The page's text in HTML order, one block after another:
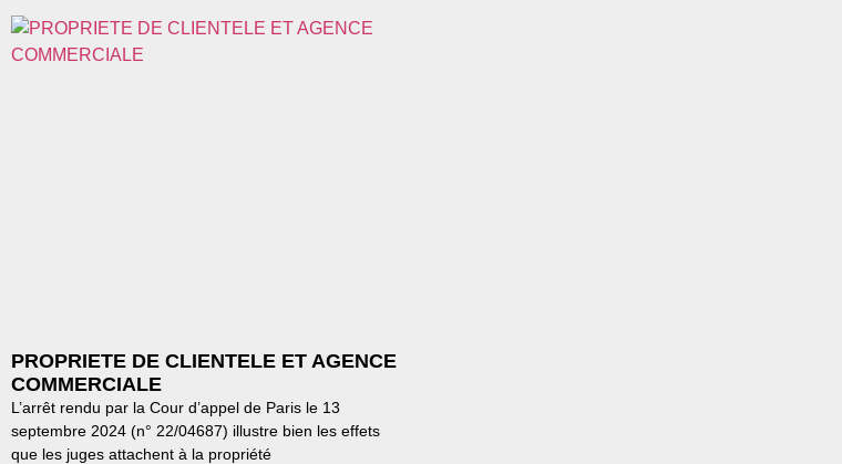
PROPRIETE DE CLIENTELE ET AGENCE
COMMERCIALE
L’arrêt rendu par la Cour d’appel de Paris le 13
septembre 2024 (n° 22/04687) illustre bien les effets
que les juges attachent à la propriété